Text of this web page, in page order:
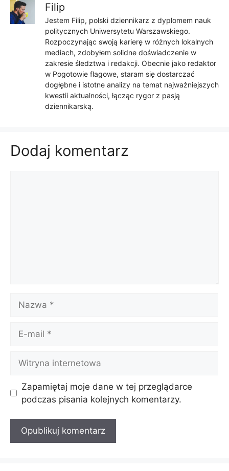
Filip
Jestem Filip, polski dziennikarz z dyplomem nauk
politycznych Uniwersytetu Warszawskiego.
Rozpoczynając swoją karierę w różnych lokalnych
mediach, zdobyłem solidne doświadczenie w
zakresie śledztwa i redakcji. Obecnie jako redaktor
w Pogotowie flagowe, staram się dostarczać
dogłębne i istotne analizy na temat najważniejszych
kwestii aktualności, łącząc rygor z pasją
dziennikarską.
Dodaj komentarz
mail
internetowa
Zapamiętaj moje dane w tej przeglądarce
podczas pisania kolejnych komentarzy.